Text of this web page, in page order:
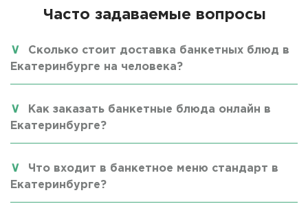
Часто задаваемые вопросы
Сколько стоит доставка банкетных блюд в
Екатеринбурге на человека?
Как заказать банкетные блюда онлайн в
Екатеринбурге?
Что входит в банкетное меню стандарт в
Екатеринбурге?